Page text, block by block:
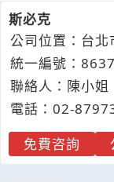
斯必克
公司位置：台北
統一編號：
聯絡人：陳小姐
電話： 02-8797
免費咨詢